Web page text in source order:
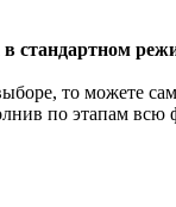
стандартном
то можете
по этапам всю